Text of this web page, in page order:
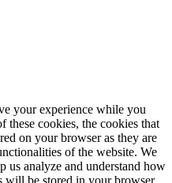
your experience while you
these cookies, the cookies that
on your browser as they are
of the website. We
us analyze and understand how